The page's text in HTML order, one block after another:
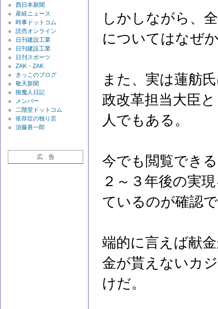
西日本新聞
産経ニュース
時事ドットコム
読売オンライン
日刊建設工業
日刊建設工業
日刊スポーツ
ZAK・ZAK
きっこのブログ
敬天新聞
狼魔人日記
メンバー
二階堂ドットコム
依存症の独り言
須藤甚一郎
広 告
しかしながら、
についてはなぜ
また、実は蓮舫
政改革担当大臣
人でもある。
今でも閲覧でき
２～３年後の実
ているのが確認
端的に言えば献
金が貰えないカ
けだ。